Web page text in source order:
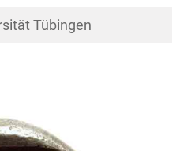
Tübingen